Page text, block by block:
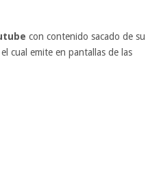
con contenido sacado de su
cual emite en pantallas de las